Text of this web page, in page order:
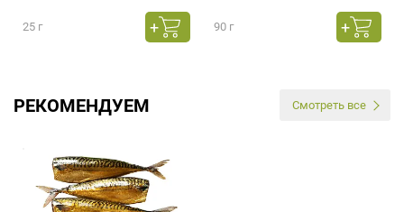
25 г 90 г
РЕКОМЕНДУЕМ Смотреть все